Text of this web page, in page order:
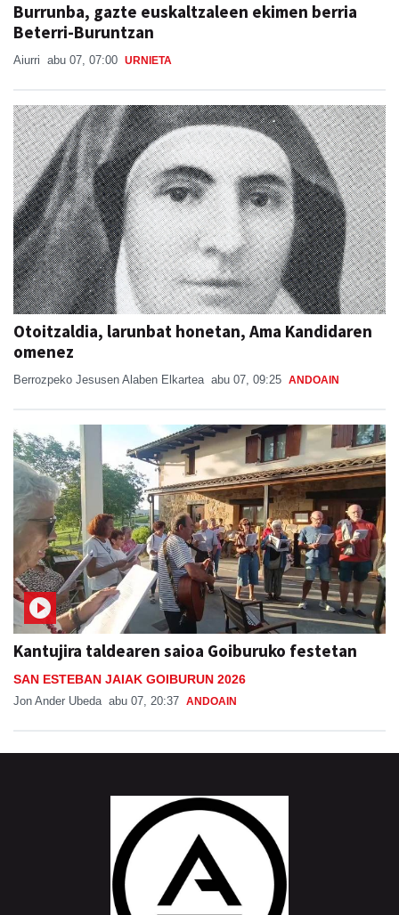
Burrunba, gazte euskaltzaleen ekimen berria
Beterri-Buruntzan
Aiurri abu 07, 07:00 URNIETA
Otoitzaldia, larunbat honetan, Ama Kandidaren
omenez
Berrozpeko Jesusen Alaben Elkartea abu 07, 09:25 ANDOAIN
Kantujira taldearen saioa Goiburuko festetan
SAN ESTEBAN JAIAK GOIBURUN 2026
Jon Ander Ubeda abu 07, 20:37 ANDOAIN